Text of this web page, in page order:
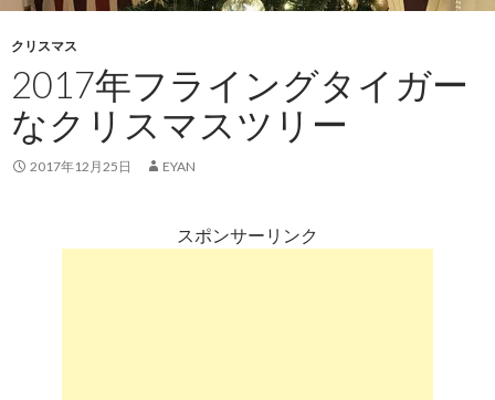
クリスマス
2017年フライングタイガー
なクリスマスツリー
2017年12月25日 EYAN
スポンサーリンク